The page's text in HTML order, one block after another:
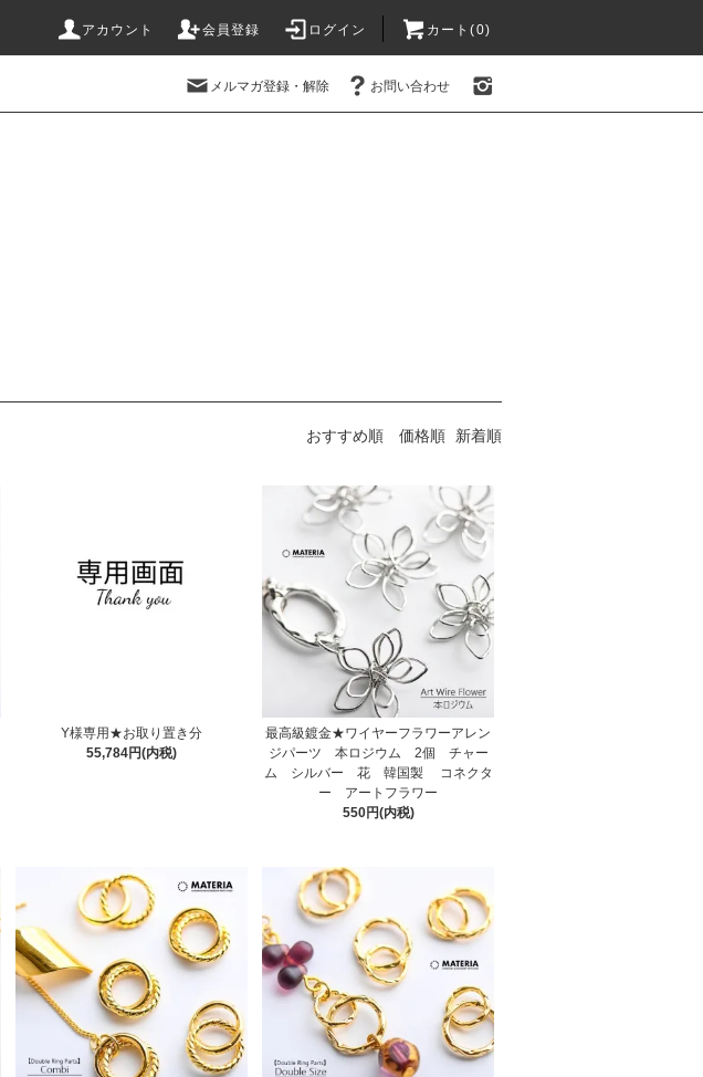
アカウント 会員登録 ログイン カート(0)
メルマガ登録・解除 お問い合わせ
おすすめ順 価格順 新着順
Y様専用★お取り置き分
55,784円(内税)
最高級鍍金★ワイヤーフラワーアレン
ジパーツ 本ロジウム 2個 チャー
ム シルバー 花 韓国製 コネクタ
ー アートフラワー
550円(内税)